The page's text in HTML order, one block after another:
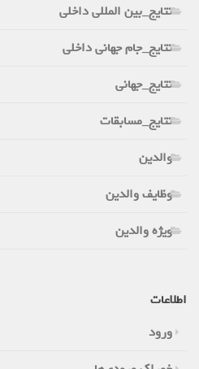
نتایج_بین المللی داخلی
نتایج_جام جهانی داخلی
نتایج_جهانی
نتایج_مسابقات
والدین
وظایف والدین
ویژه والدین
اطلاعات
ورود